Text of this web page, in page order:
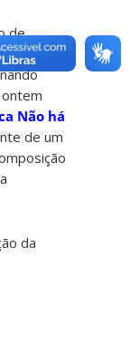
de
Instituto
Não há
de um
da